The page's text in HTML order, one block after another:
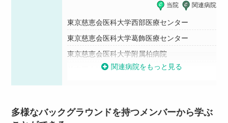
当院 関連病院
東京慈恵会医科大学西部医療センター
東京慈恵会医科大学葛飾医療センター
東京慈恵会医科大学附属柏病院
慈恵医大晴海トリトンクリニック
関連病院をもっと見る
多様なバックグラウンドを持つメンバーから学ぶ